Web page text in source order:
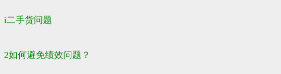
i二手货问题
2如何避免绩效问题？